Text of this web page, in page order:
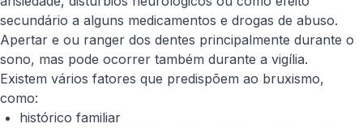
secundário a alguns medicamentos e drogas de abuso.
Apertar e ou ranger dos dentes principalmente durante o
sono, mas pode ocorrer também durante a vigília.
Existem vários fatores que predispõem ao bruxismo,
como:
histórico familiar